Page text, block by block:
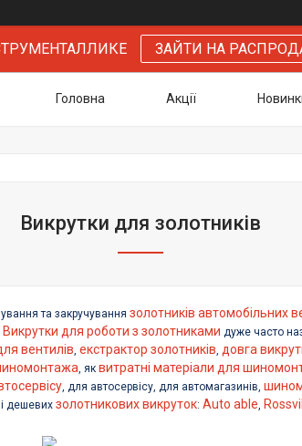
ЗАЙТИ НА
Головна Акції
Викрутки для золотників
та закручування золотників автомобільних
Викрутки для роботи з золотниками дуже часто
вентилів, екстрактор золотників, довга
, як витратні матеріали для
, для автосервісу, для автомагазинів,
дешевих золотникових викруток: Auto able,